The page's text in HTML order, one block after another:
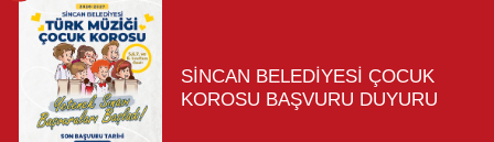
SİNCAN BELEDİYESİ ÇOCUK
KOROSU BAŞVURU DUYURU